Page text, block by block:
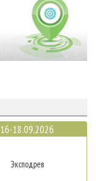
16-18.09.2026
Эксподрев